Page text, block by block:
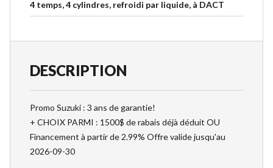
4 temps, 4 cylindres, refroidi par liquide, à DACT
DESCRIPTION
Promo Suzuki : 3 ans de garantie!
+ CHOIX PARMI : 1500$ de rabais déjà déduit OU
Financement à partir de 2.99% Offre valide jusqu'au
2026-09-30